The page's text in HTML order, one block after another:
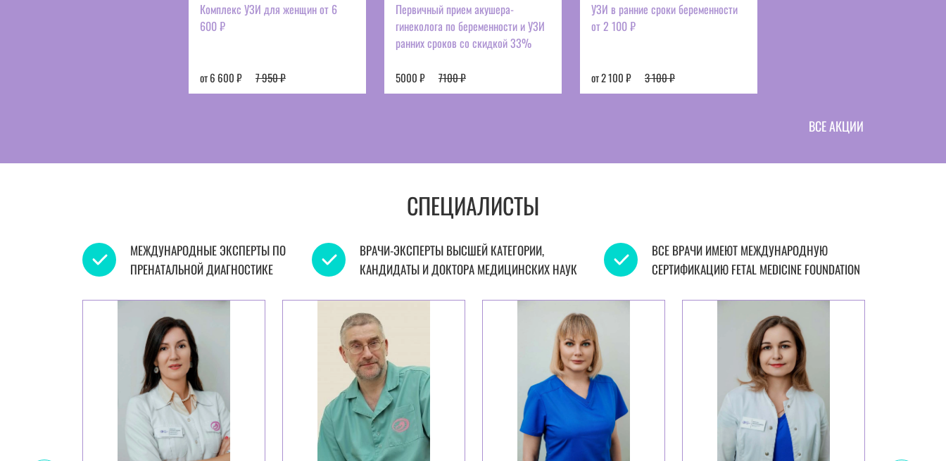
Комплекс УЗИ для женщин от 6
600 ₽
от 6 600 ₽ 7 950 ₽
Первичный прием акушера-
гинеколога по беременности и УЗИ
ранних сроков со скидкой 33%
5000 ₽ 7100 ₽
УЗИ в ранние сроки беременности
от 2 100 ₽
от 2 100 ₽ 3 100 ₽
ВСЕ АКЦИИ
СПЕЦИАЛИСТЫ
МЕЖДУНАРОДНЫЕ ЭКСПЕРТЫ ПО
ПРЕНАТАЛЬНОЙ ДИАГНОСТИКЕ
ВРАЧИ-ЭКСПЕРТЫ ВЫСШЕЙ КАТЕГОРИИ,
КАНДИДАТЫ И ДОКТОРА МЕДИЦИНСКИХ НАУК
ВСЕ ВРАЧИ ИМЕЮТ МЕЖДУНАРОДНУЮ
СЕРТИФИКАЦИЮ FETAL MEDICINE FOUNDATION